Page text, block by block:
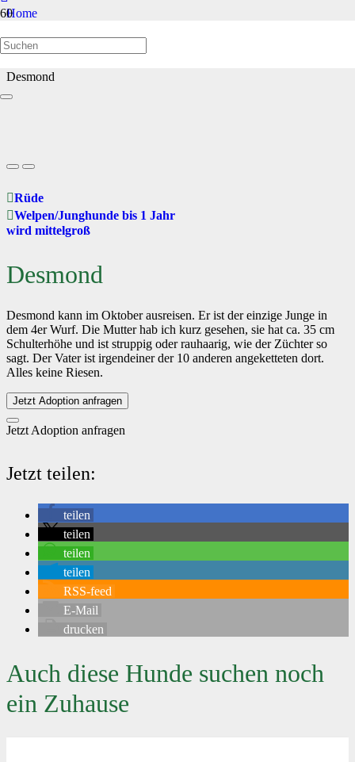
Home
Welpen/Junghunde bis 1 Jahr
Desmond
Rüde
Welpen/Junghunde bis 1 Jahr
wird mittelgroß
Desmond
Desmond kann im Oktober ausreisen. Er ist der einzige Junge in
dem 4er Wurf. Die Mutter hab ich kurz gesehen, sie hat ca. 35 cm
Schulterhöhe und ist struppig oder rauhaarig, wie der Züchter so
sagt. Der Vater ist irgendeiner der 10 anderen angeketteten dort.
Alles keine Riesen.
Jetzt Adoption anfragen
Jetzt Adoption anfragen
Jetzt teilen:
teilen
teilen
teilen
teilen
RSS-feed
E-Mail
drucken
Auch diese Hunde suchen noch
ein Zuhause